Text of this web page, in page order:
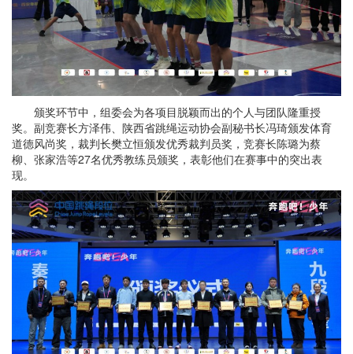
颁奖环节中，组委会为各项目脱颖而出的个人与团队隆重授
奖。副竞赛长方泽伟、陕西省跳绳运动协会副秘书长冯琦颁发体育
道德风尚奖，裁判长樊立恒颁发优秀裁判员奖，竞赛长陈璐为蔡
柳、张家浩等27名优秀教练员颁奖，表彰他们在赛事中的突出表
现。